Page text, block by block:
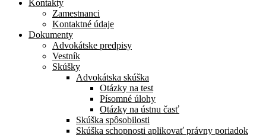
Kontakty
Zamestnanci
Kontaktné údaje
Dokumenty
Advokátske predpisy
Vestník
Skúšky
Advokátska skúška
Otázky na test
Písomné úlohy
Otázky na ústnu časť
Skúška spôsobilosti
Skúška schopnosti aplikovať právny poriadok